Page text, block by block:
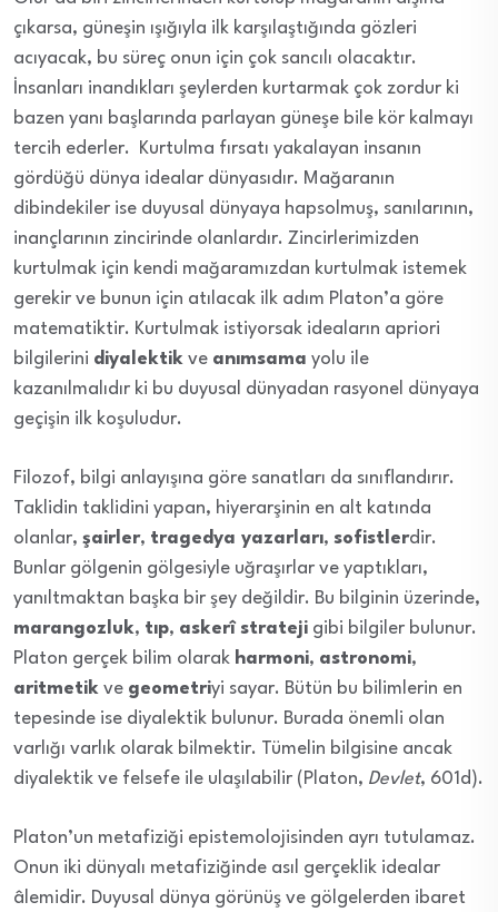
çıkarsa, güneşin ışığıyla ilk karşılaştığında gözleri
acıyacak, bu süreç onun için çok sancılı olacaktır.
İnsanları inandıkları şeylerden kurtarmak çok zordur ki
bazen yanı başlarında parlayan güneşe bile kör kalmayı
tercih ederler. Kurtulma fırsatı yakalayan insanın
gördüğü dünya idealar dünyasıdır. Mağaranın
dibindekiler ise duyusal dünyaya hapsolmuş, sanılarının,
inançlarının zincirinde olanlardır. Zincirlerimizden
kurtulmak için kendi mağaramızdan kurtulmak istemek
gerekir ve bunun için atılacak ilk adım Platon’a göre
matematiktir. Kurtulmak istiyorsak ideaların apriori
bilgilerini diyalektik ve anımsama yolu ile
kazanılmalıdır ki bu duyusal dünyadan rasyonel dünyaya
geçişin ilk koşuludur.
Filozof, bilgi anlayışına göre sanatları da sınıflandırır.
Taklidin taklidini yapan, hiyerarşinin en alt katında
olanlar, şairler, tragedya yazarları, sofistlerdir.
Bunlar gölgenin gölgesiyle uğraşırlar ve yaptıkları,
yanıltmaktan başka bir şey değildir. Bu bilginin üzerinde,
marangozluk, tıp, askerî strateji gibi bilgiler bulunur.
Platon gerçek bilim olarak harmoni, astronomi,
aritmetik ve geometriyi sayar. Bütün bu bilimlerin en
tepesinde ise diyalektik bulunur. Burada önemli olan
varlığı varlık olarak bilmektir. Tümelin bilgisine ancak
diyalektik ve felsefe ile ulaşılabilir (Platon, Devlet, 601d).
Platon’un metafiziği epistemolojisinden ayrı tutulamaz.
Onun iki dünyalı metafiziğinde asıl gerçeklik idealar
âlemidir. Duyusal dünya görünüş ve gölgelerden ibaret